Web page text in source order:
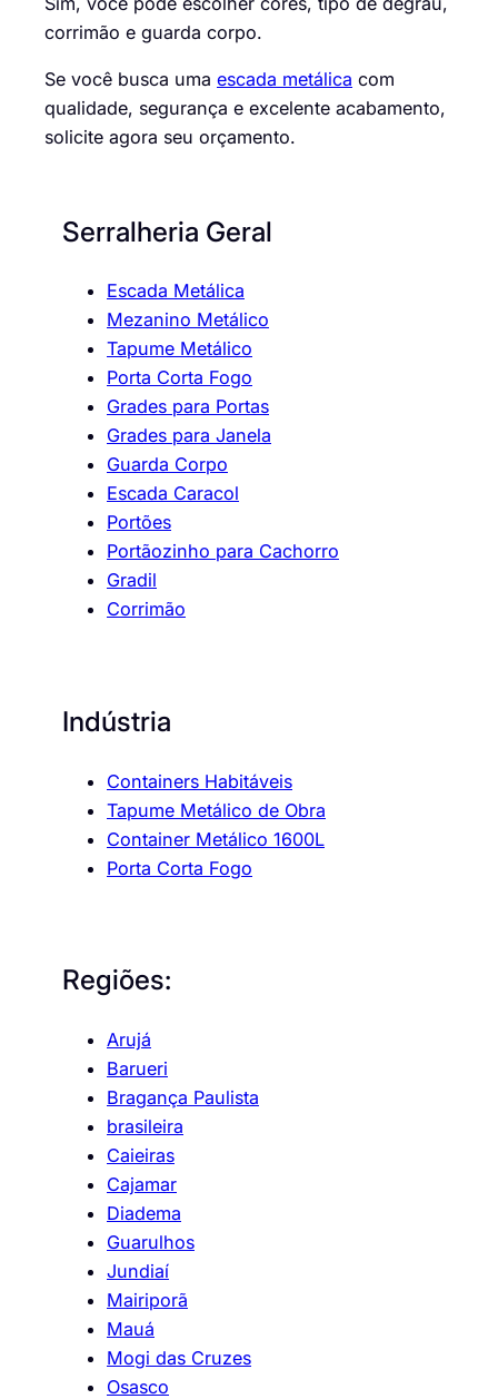
corrimão e guarda corpo.
Se você busca uma escada metálica com
qualidade, segurança e excelente acabamento,
solicite agora seu orçamento.
Serralheria Geral
Escada Metálica
Mezanino Metálico
Tapume Metálico
Porta Corta Fogo
Grades para Portas
Grades para Janela
Guarda Corpo
Escada Caracol
Portões
Portãozinho para Cachorro
Gradil
Corrimão
Indústria
Containers Habitáveis
Tapume Metálico de Obra
Container Metálico 1600L
Porta Corta Fogo
Regiões:
Arujá
Barueri
Bragança Paulista
brasileira
Caieiras
Cajamar
Diadema
Guarulhos
Jundiaí
Mairiporã
Mauá
Mogi das Cruzes
Osasco